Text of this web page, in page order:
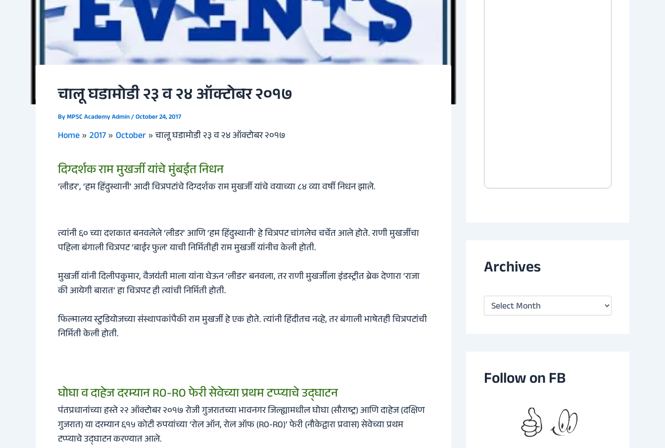
चालू घडामोडी २३ व २४ ऑक्टोबर २०१७
ByMPSC Academy Admin/October 24, 2017
Home 2017 October चालू घडामोडी २३ व २४ ऑक्टोबर २०१७
दिग्दर्शक राम मुखर्जी यांचे मुंबईत निधन
‘लीडर’, ‘हम हिंदुस्थानी’ आदी चित्रपटांचे दिग्दर्शक राम मुखर्जी यांचे वयाच्या ८४ व्या वर्षी निधन झाले.
त्यांनी ६० च्या दशकात बनवलेले ‘लीडर’ आणि ‘हम हिंदुस्थानी’ हे चित्रपट चांगलेच चर्चेत आले होते.राणी मुखर्जीचा
पहिला बंगाली चित्रपट ‘बाईर फुल’ याची निर्मितीही राम मुखर्जी यांनीच केली होती.
मुखर्जी यांनी दिलीपकुमार, वैजयंती माला यांना घेऊन ‘लीडर’ बनवला, तर राणी मुखर्जीला इंडस्ट्रीत ब्रेक देणारा ‘राजा
की आयेगी बारात’ हा चित्रपट ही त्यांची निर्मिती होती.
फिल्मालय स्टुडियोजच्या संस्थापकांपैकी राम मुखर्जी हे एक होते. त्यांनी हिंदीतच नव्हे, तर बंगाली भाषेतही चित्रपटांची
निर्मिती केली होती.
घोघा व दाहेज दरम्यान RO-RO फेरी सेवेच्या प्रथम टप्प्याचे उद्घाटन
पंतप्रधानांच्या हस्ते २२ ऑक्टोबर २०१७ रोजी गुजरातच्या भावनगर जिल्ह्यामधील घोघा (सौराष्ट्र) आणि दाहेज (दक्षिण
गुजरात) या दरम्यान ६१५ कोटी रुपयांच्या ‘रोल ऑन, रोल ऑफ (RO-RO)’ फेरी (नौकेद्वारा प्रवास) सेवेच्या प्रथम
टप्प्याचे उद्घाटन करण्यात आले.
Archives
A
Follow on FB